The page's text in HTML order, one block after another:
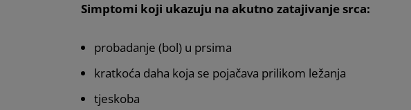
Simptomi koji ukazuju na akutno zatajivanje srca:
probadanje (bol) u prsima
kratkoća daha koja se pojačava prilikom ležanja
tjeskoba